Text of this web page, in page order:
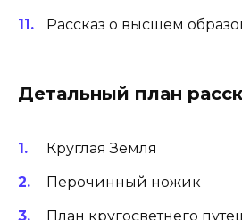
Рассказ о высшем
Детальный план
Круглая Земля
Перочинный ножик
План кругосветнего